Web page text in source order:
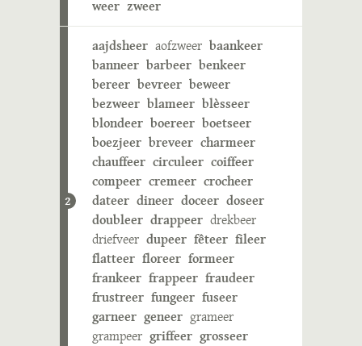
weer zweer
2
aajdsheer aofzweer baankeer
banneer barbeer benkeer
bereer bevreer beweer
bezweer blameer blèsseer
blondeer boereer boetseer
boezjeer breveer charmeer
chauffeer circuleer coiffeer
compeer cremeer crocheer
dateer dineer doceer doseer
doubleer drappeer drekbeer
driefveer dupeer fêteer fileer
flatteer floreer formeer
frankeer frappeer fraudeer
frustreer fungeer fuseer
garneer geneer grameer
grampeer griffeer grosseer